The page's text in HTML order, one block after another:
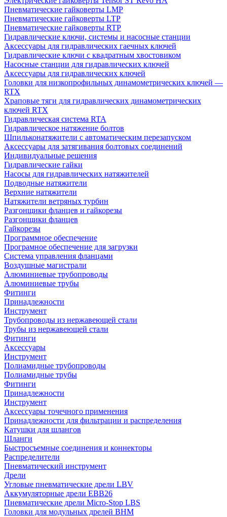
Пневматические гайковерты LMP
Пневматические гайковерты LTP
Пневматические гайковерты RTP
Гидравлические ключи, системы и насосные станции
Аксессуары для гидравлических гаечных ключей
Гидравлические ключи с квадратным хвостовиком
Насосные станции для гидравлических ключей
Аксессуары для гидравлических ключей
Головки для низкопрофильных динамометрических ключей —
RTX
Храповые тяги для гидравлических динамометрических
ключей RTX
Гидравлическая система RTA
Гидравлическое натяжение болтов
Шпильконатяжители с автоматическим перезапуском
Аксессуары для затягивания болтовых соединений
Индивидуальные решения
Гидравлические гайки
Насосы для гидравлических натяжителей
Подводные натяжители
Верхние натяжители
Натяжители ветряных турбин
Разгонщики фланцев и гайкорезы
Разгонщики фланцев
Гайкорезы
Программное обеспечение
Програмное обеспечение для загрузки
Система управления фланцами
Воздушные магистрали
Алюминиевые трубопроводы
Алюминиевые трубы
Фитинги
Принадлежности
Инструмент
Трубопроводы из нержавеющей стали
Трубы из нержавеющей стали
Фитинги
Аксессуары
Инструмент
Полиамидные трубопроводы
Полиамидные трубы
Фитинги
Принадлежности
Инструмент
Аксессуары точечного применения
Принадлежности для фильтрации и распределения
Катушки для шлангов
Шланги
Быстросъемные соединения и коннекторы
Распределители
Пневматический инструмент
Дрели
Угловые пневматические дрели LBV
Аккумуляторные дрели EBB26
Пневматические дрели Micro-Stop LBS
Головки для модульных дрелей BHM